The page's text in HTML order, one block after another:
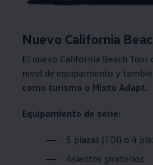
Nuevo California
El nuevo California Beach Tour
nivel de equipamiento y
como turismo o Mixto Adapt.
Equipamiento de serie:
5 plazas (TDI) o 4
Asientos giratorios